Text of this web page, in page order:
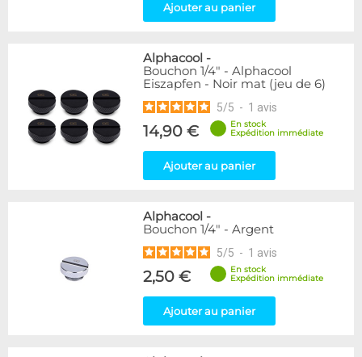
Mâle 61
Disponibilité / Promotions
Articles en stock
Ajouter au panier
Alphacool -
Bouchon 1/4" - Alphacool
Eiszapfen - Noir mat (jeu de 6)
5/5 - 1 avis
14,90 €
En stock
Expédition immédiate
Ajouter au panier
Alphacool -
Bouchon 1/4" - Argent
5/5 - 1 avis
2,50 €
En stock
Expédition immédiate
Ajouter au panier